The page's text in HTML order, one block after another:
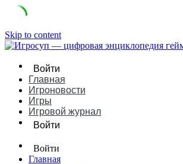
Skip to content
Войти
Главная
Игроновости
Игры
Игровой журнал
Войти
Войти
Главная